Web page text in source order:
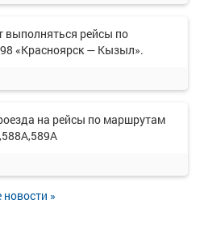
выполняться рейсы по
«Красноярск — Кызыл».
на рейсы по маршрутам
новости »